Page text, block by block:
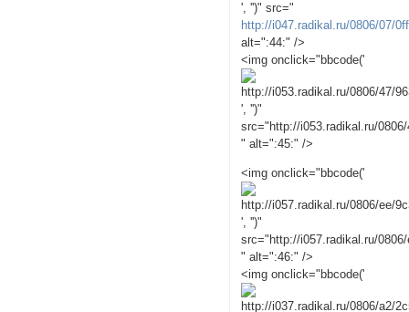
', '')" src="
http://i047.radikal.ru/0806/07/
alt=":44:" />
<img onclick="bbcode('
', '')"
src="http://i053.radikal.ru/
" alt=":45:" />
<img onclick="bbcode('
', '')"
src="http://i057.radikal.ru/
" alt=":46:" />
<img onclick="bbcode('